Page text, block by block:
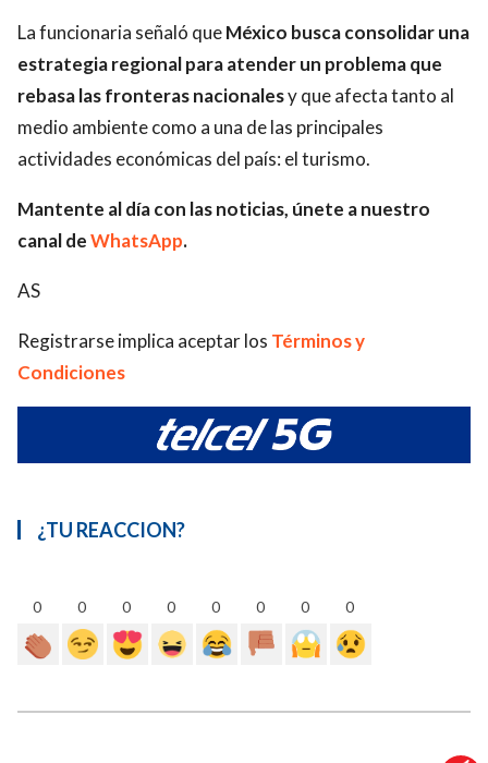
La funcionaria señaló queMéxico busca consolidar una
estrategia regional para atender un problema que
rebasa las fronteras nacionalesy que afecta tanto al
medio ambiente como a una de las principales
actividades económicas del país: el turismo.
Mantente al día con las noticias, únete a nuestro
canal deWhatsApp.
AS
Registrarse implica aceptar los Términos y
Condiciones
¿TU REACCION?
0 0 0 0 0 0 0 0